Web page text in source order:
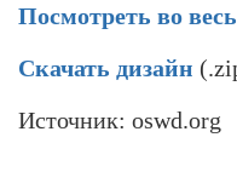
Посмотреть во
Скачать дизайн
Источник: oswd.org